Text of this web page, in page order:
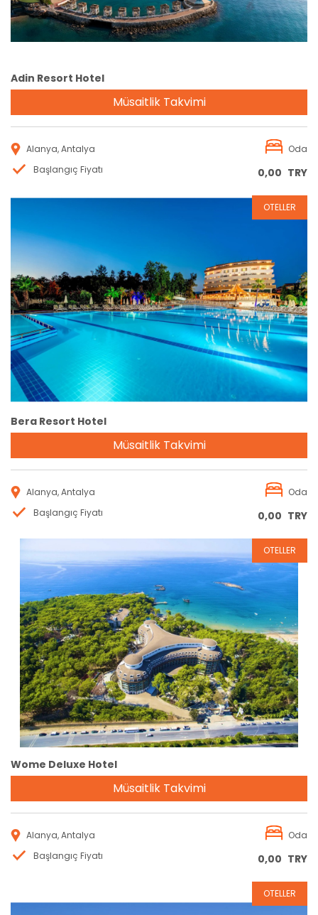
Adin Resort Hotel
Müsaitlik Takvimi
Alanya, Antalya
Oda
Başlangıç Fiyatı
0,00 TRY
Rezervasyon
OTELLER
Bera Resort Hotel
Müsaitlik Takvimi
Alanya, Antalya
Oda
Başlangıç Fiyatı
0,00 TRY
Rezervasyon
OTELLER
Wome Deluxe Hotel
Müsaitlik Takvimi
Alanya, Antalya
Oda
Başlangıç Fiyatı
0,00 TRY
OTELLER